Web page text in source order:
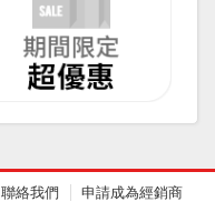
聯絡我們 申請成為經銷商